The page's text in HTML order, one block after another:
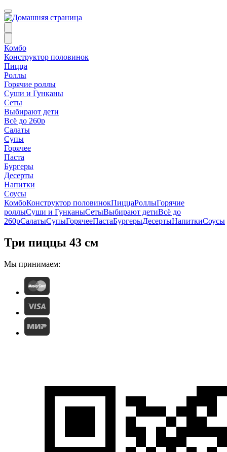
Комбо
Конструктор половинок
Пицца
Роллы
Горячие роллы
Суши и Гунканы
Сеты
Выбирают дети
Всё до 260р
Салаты
Супы
Горячее
Паста
Бургеры
Десерты
Напитки
Соусы
КомбоКонструктор половинокПиццаРоллыГорячие
роллыСуши и ГунканыСетыВыбирают детиВсё до
260рСалатыСупыГорячееПастаБургерыДесертыНапиткиСоусы
Три пиццы 43 см
Мы принимаем: